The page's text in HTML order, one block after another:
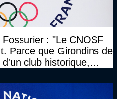
: "Le CNOSF
Parce que Girondins de
club historique,